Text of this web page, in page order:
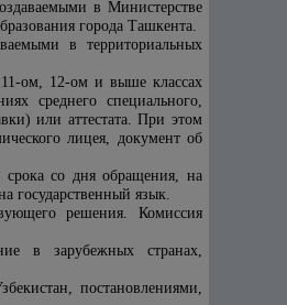
в Министерстве
города Ташкента.
в территориальных
ом, 12-ом и выше классах
среднего специального,
или аттестата. При этом
лицея, документ об
срока со дня обращения, на
государственный язык.
решения. Комиссия
в зарубежных странах,
постановлениями,